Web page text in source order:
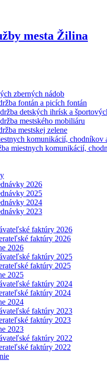
zberných nádob
fontán a picích fontán
detských ihrísk a
mestského mobiliáru
mestskej zelene
komunikácií, chodníkov
miestnych komunikácií,
2026
2025
2024
2023
faktúry 2026
faktúry 2026
2026
faktúry 2025
faktúry 2025
2025
faktúry 2024
faktúry 2024
2024
faktúry 2023
faktúry 2023
2023
faktúry 2022
faktúry 2022